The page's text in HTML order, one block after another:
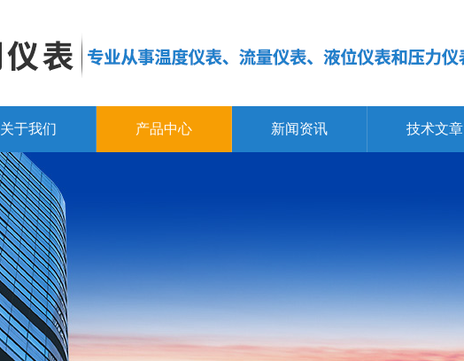
关于我们 产品中心 新闻资讯 技术文章